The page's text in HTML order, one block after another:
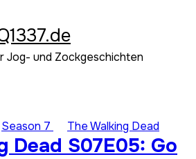
Jog- und Zockgeschichten
Season 7 The Walking Dead
Dead S07E05: Go